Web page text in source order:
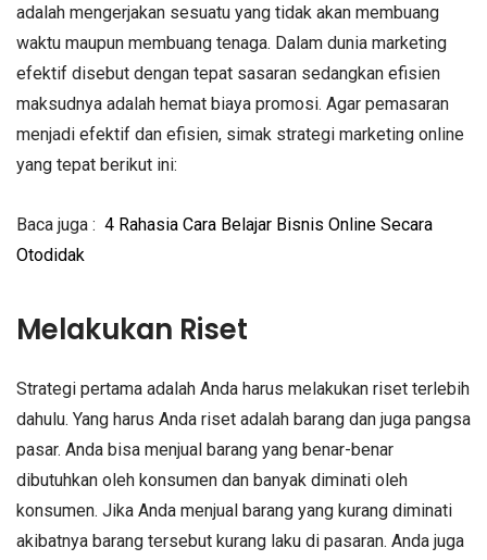
adalah mengerjakan sesuatu yang tidak akan membuang
waktu maupun membuang tenaga. Dalam dunia marketing
efektif disebut dengan tepat sasaran sedangkan efisien
maksudnya adalah hemat biaya promosi. Agar pemasaran
menjadi efektif dan efisien, simak strategi marketing online
yang tepat berikut ini:
Baca juga : 4 Rahasia Cara Belajar Bisnis Online Secara
Otodidak
Melakukan Riset
Strategi pertama adalah Anda harus melakukan riset terlebih
dahulu. Yang harus Anda riset adalah barang dan juga pangsa
pasar. Anda bisa menjual barang yang benar-benar
dibutuhkan oleh konsumen dan banyak diminati oleh
konsumen. Jika Anda menjual barang yang kurang diminati
akibatnya barang tersebut kurang laku di pasaran. Anda juga